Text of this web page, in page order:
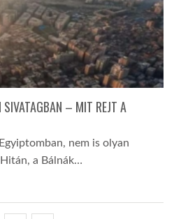
– MIT REJT A
nem is olyan
a Bálnák…